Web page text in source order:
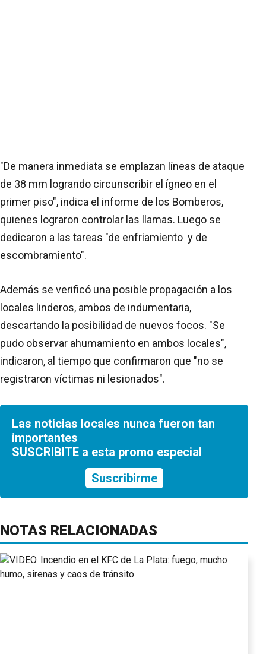
"De manera inmediata se emplazan líneas de ataque
de 38 mm logrando circunscribir el ígneo en el
primer piso", indica el informe de los Bomberos,
quienes lograron controlar las llamas. Luego se
dedicaron a las tareas "de enfriamiento y de
escombramiento".
Además se verificó una posible propagación a los
locales linderos, ambos de indumentaria,
descartando la posibilidad de nuevos focos. "Se
pudo observar ahumamiento en ambos locales",
indicaron, al tiempo que confirmaron que "no se
registraron víctimas ni lesionados".
Las noticias locales nunca fueron tan
importantes
SUSCRIBITE a esta promo especial
Suscribirme
NOTAS RELACIONADAS